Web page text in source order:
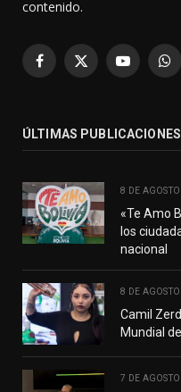
contenido.
Facebook
X
YouTube
ÚLTIMAS PUBLICACIONES
8 DE
«Te Amo
los
nacional
8 DE
Camil
Mundial
7 DE